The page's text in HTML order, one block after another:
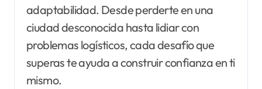
adaptabilidad. Desde perderte en una
ciudad desconocida hasta lidiar con
problemas logísticos, cada desafío que
superas te ayuda a construir confianza en ti
mismo.